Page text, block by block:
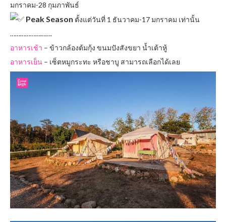
มกราคม-28 กุมภาพันธ์
Peak Season ตั้งแต่วันที่ 1 ธันวาคม-17 มกราคม เท่านั้น
…………………….
อาหารเช้า – ข้าวกล้องต้มกุ้ง ขนมปังสังขยา น้ำเต้าหู้
อาหารเย็น – เซ็ตหมูกระทะ หรือชาบู สามารถเลือกได้เลย